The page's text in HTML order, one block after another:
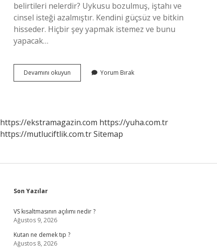
belirtileri nelerdir? Uykusu bozulmuş, iştahı ve
cinsel isteği azalmıştır. Kendini güçsüz ve bitkin
hisseder. Hiçbir şey yapmak istemez ve bunu
yapacak…
Devamını okuyun Depresyon
Atakları
Yorum Bırak
https://ekstramagazin.com https://yuha.com.tr
https://mutluciftlik.com.trSitemap
Sidebar
Son Yazılar
VS kısaltmasının açılımı nedir ?
Ağustos 9, 2026
Kutan ne demek tıp ?
Ağustos 8, 2026